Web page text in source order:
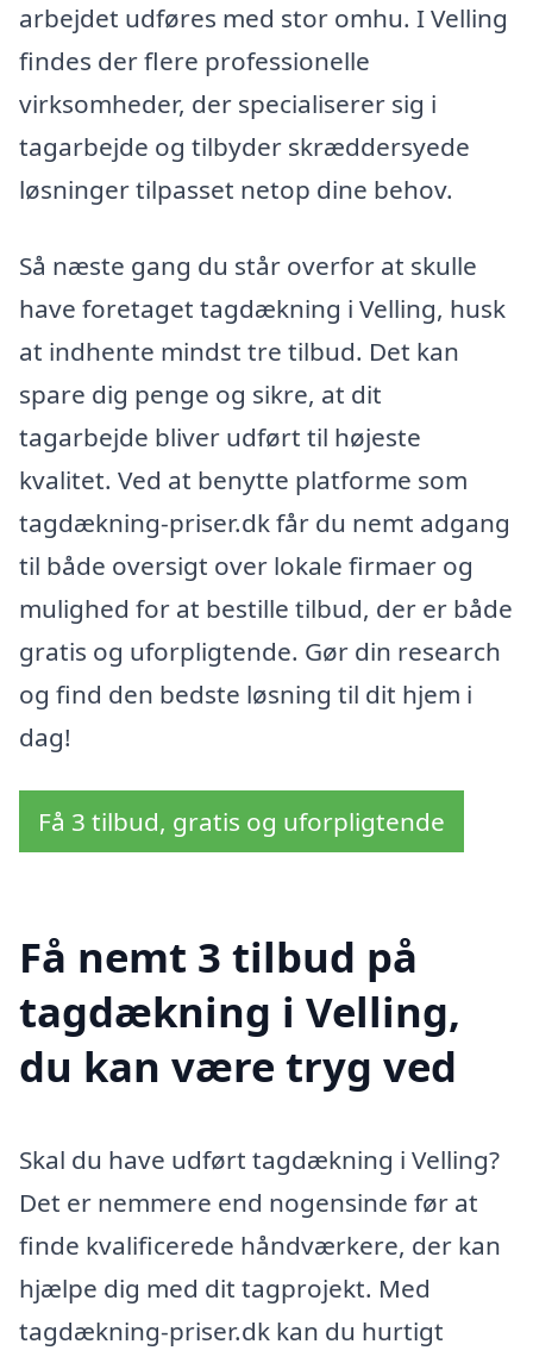
arbejdet udføres med stor omhu. I Velling
findes der flere professionelle
virksomheder, der specialiserer sig i
tagarbejde og tilbyder skræddersyede
løsninger tilpasset netop dine behov.
Så næste gang du står overfor at skulle
have foretaget tagdækning i Velling, husk
at indhente mindst tre tilbud. Det kan
spare dig penge og sikre, at dit
tagarbejde bliver udført til højeste
kvalitet. Ved at benytte platforme som
tagdækning-priser.dk får du nemt adgang
til både oversigt over lokale firmaer og
mulighed for at bestille tilbud, der er både
gratis og uforpligtende. Gør din research
og find den bedste løsning til dit hjem i
dag!
Få 3 tilbud, gratis og uforpligtende
Få nemt 3 tilbud på
tagdækning i Velling,
du kan være tryg ved
Skal du have udført tagdækning i Velling?
Det er nemmere end nogensinde før at
finde kvalificerede håndværkere, der kan
hjælpe dig med dit tagprojekt. Med
tagdækning-priser.dk kan du hurtigt